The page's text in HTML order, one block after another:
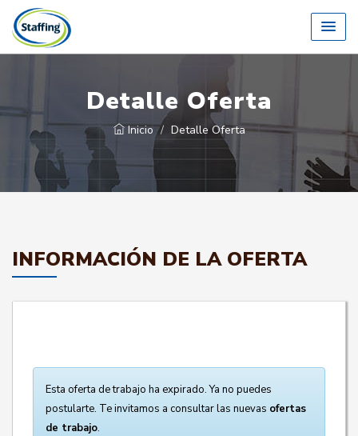
Detalle Oferta
Inicio Detalle Oferta
INFORMACIÓN DE LA OFERTA
Esta oferta de trabajo ha expirado. Ya no puedes
postularte. Te invitamos a consultar las nuevas ofertas
de trabajo.